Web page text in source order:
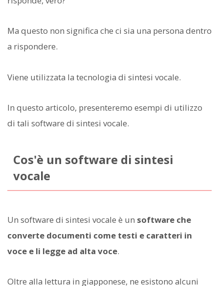
Ma questo non significa che ci sia una persona dentro
a rispondere.
Viene utilizzata la tecnologia di sintesi vocale.
In questo articolo, presenteremo esempi di utilizzo
di tali software di sintesi vocale.
Cos'è un software di sintesi
vocale
Un software di sintesi vocale è un software che
converte documenti come testi e caratteri in
voce e li legge ad alta voce.
Oltre alla lettura in giapponese, ne esistono alcuni